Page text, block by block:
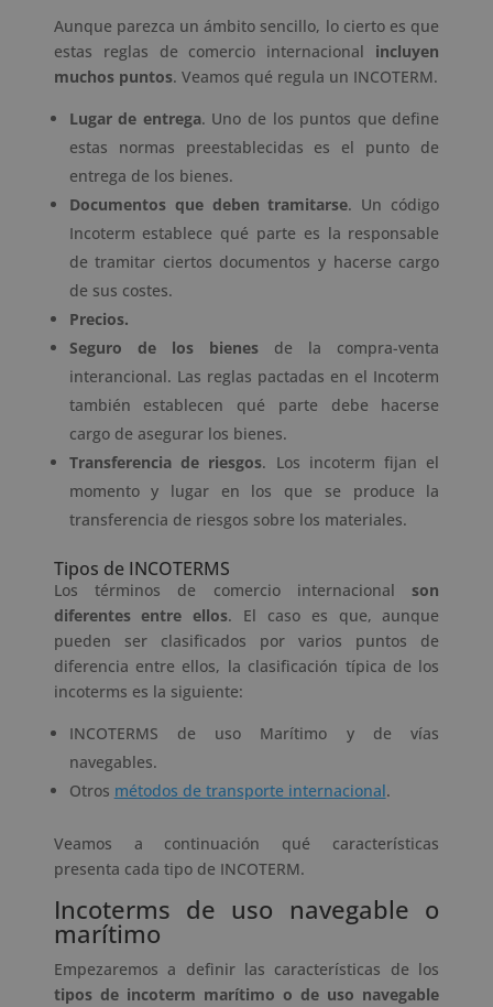
Aunque parezca un ámbito sencillo, lo cierto es que
estas reglas de comercio internacional incluyen
muchos puntos. Veamos qué regula un INCOTERM.
Lugar de entrega. Uno de los puntos que define
estas normas preestablecidas es el punto de
entrega de los bienes.
Documentos que deben tramitarse. Un código
Incoterm establece qué parte es la responsable
de tramitar ciertos documentos y hacerse cargo
de sus costes.
Precios.
Seguro de los bienes de la compra-venta
interancional. Las reglas pactadas en el Incoterm
también establecen qué parte debe hacerse
cargo de asegurar los bienes.
Transferencia de riesgos. Los incoterm fijan el
momento y lugar en los que se produce la
transferencia de riesgos sobre los materiales.
Tipos de INCOTERMS
Los términos de comercio internacionalson
diferentes entre ellos. El caso es que, aunque
pueden ser clasificados por varios puntos de
diferencia entre ellos, la clasificación típica de los
incoterms es la siguiente:
INCOTERMS de uso Marítimo y de vías
navegables.
Otros métodos de transporte internacional.
Veamos a continuación qué características
presenta cada tipo de INCOTERM.
Incoterms de uso navegable o
marítimo
Empezaremos a definir las características de los
tipos de incoterm marítimo o de uso navegable